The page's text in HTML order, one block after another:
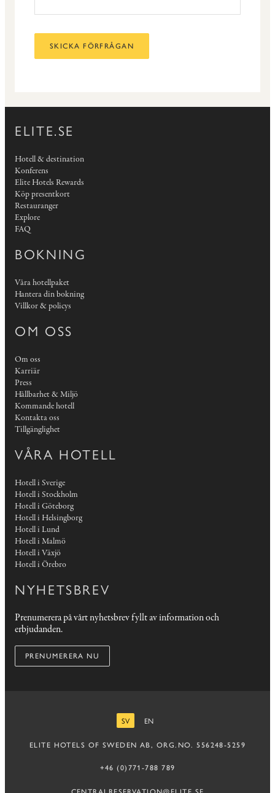
SKICKA FÖRFRÅGAN
ELITE.SE
Hotell & destination
Konferens
Elite Hotels Rewards
Köp presentkort
Restauranger
Explore
FAQ
BOKNING
Våra hotellpaket
Hantera din bokning
Villkor & policys
OM OSS
Om oss
Karriär
Press
Hållbarhet & Miljö
Kommande hotell
Kontakta oss
Tillgänglighet
VÅRA HOTELL
Hotell i Sverige
Hotell i Stockholm
Hotell i Göteborg
Hotell i Helsingborg
Hotell i Lund
Hotell i Malmö
Hotell i Växjö
Hotell i Örebro
NYHETSBREV
Prenumerera på vårt nyhetsbrev fyllt av information och
erbjudanden.
PRENUMERERA NU
SV
EN
ELITE HOTELS OF SWEDEN AB, ORG.NO. 556248-5259
+46 (0)771-788 789